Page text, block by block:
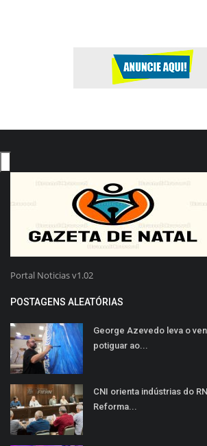
Portal Noticias v1.02
POSTAGENS ALEATÓRIAS
George Azevedo leva o
potiguar ao...
CNI orienta indústrias do
Reforma...